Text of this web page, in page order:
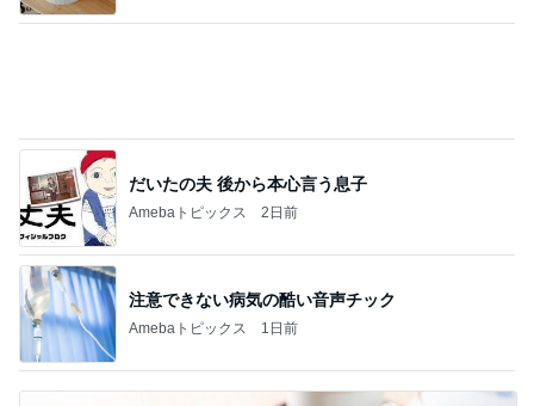
夫が破った息子の食べ物の約束
Amebaトピックス